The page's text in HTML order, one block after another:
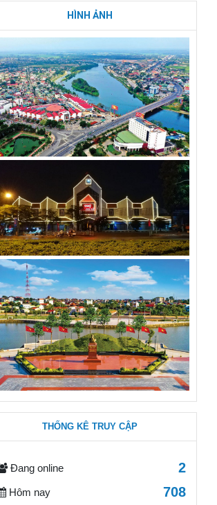
HÌNH ẢNH
THỐNG KÊ TRUY CẬP
Đang online 2
Hôm nay 708